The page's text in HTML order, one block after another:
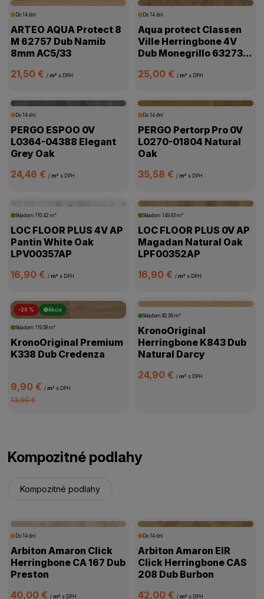
Do 14 dní
ARTEO AQUA Protect 8
M 62757 Dub Namib
8mm AC5/33
21,50 €/ m² s DPH
Do 14 dní
Aqua protect Classen
Ville Herringbone 4V
Dub Monegrillo 63273
25,00 € / m² s DPH
Do 14 dní
PERGO ESPOO 0V
L0364-04388 Elegant
Grey Oak
24,46 €/ m² s DPH
Do 14 dní
PERGO Pertorp Pro 0V
L0270-01804 Natural
Oak
35,58 € / m² s DPH
Skladom110.42 m²
LOC FLOOR PLUS 4V AP
Pantin White Oak
LPV00357AP
16,90 €/ m² s DPH
Skladom 149.63 m²
LOC FLOOR PLUS 0V AP
Magadan Natural Oak
LPF00352AP
16,90 € / m² s DPH
-29 % Akcia
Skladom119.58 m²
KronoOriginal Premium
K338 Dub Credenza
9,90 €/ m² s DPH
13,90 €
Skladom 82.96 m²
KronoOriginal
Herringbone K843 Dub
Natural Darcy
24,90 € / m² s DPH
Kompozitné podlahy
Kompozitné podlahy
Do 14 dní
Arbiton Amaron Click
Herringbone CA 167 Dub
Preston
40,00 €/ m² s DPH
Do 14 dní
Arbiton Amaron EIR
Click Herringbone CAS
208 Dub Burbon
42,00 € / m² s DPH